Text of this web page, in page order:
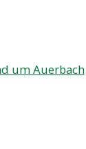
um Auerbach